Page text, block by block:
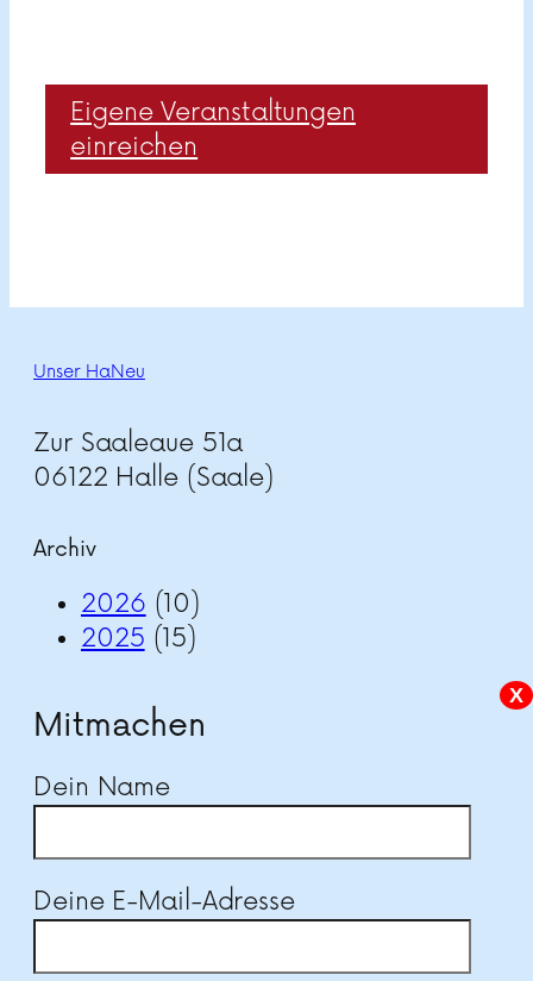
Eigene Veranstaltungen
einreichen
Unser HaNeu
Zur Saaleaue 51a
06122 Halle (Saale)
Archiv
2026 (10)
2025 (15)
X
Mitmachen
Dein Name
Deine E-Mail-Adresse